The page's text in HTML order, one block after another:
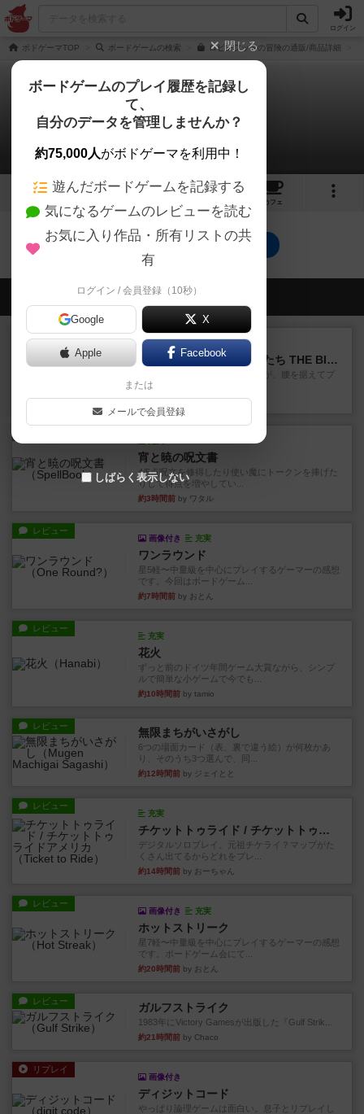
ログイン
ボドゲーマTOP ボードゲームの検索 ロビンフッドの冒険の通販/商品詳細
ロビンフッドの冒険
0件のリプレイ日記
1 3
カフェ
ロビンフッドの冒険のトップに戻る
会員の新しい投稿
レビュー
アグリコラ：牧場の動物たち THE BIG BOX
長らく積みゲーになってましたが、腰を据えてプ
レイできましたのでやってみ...
31分前by くみ
宵と暁の呪文書
4/5点呪文を修得したり使い魔にトークンを捧げた
りして得点を増やしてい...
約3時間前 by ワタル
レビュー
画像付き 充実
ワンラウンド
星5軽〜中量級を中心にプレイするゲーマーの感想
です。今回はボードゲーム...
約7時間前 by おとん
レビュー
充実
花火
ずっと前のドイツ年間ゲーム大賞ながら、シンプ
ルで簡単な小ゲームで今でも...
約10時間前 by tamio
レビュー 無限まちがいさがし
6つの場面カード（表、裏で違う絵）が何枚かあ
り、そのうち3つ選んで、同...
約12時間前 by ジェイとと
レビュー
充実
チケットトゥライド / チケットトゥライドアメリカ
デジタルソロプレイ。元祖チケライ？マップがた
くさん出てるからどれをプレ...
約14時間前 by おーちゃん
レビュー
画像付き 充実
ホットストリーク
星7軽〜中量級を中心にプレイするゲーマーの感想
です。ボードゲーム会にて...
約20時間前 by おとん
レビュー ガルフストライク
1983年にVictory Gamesが出版した『Gulf Strik...
約21時間前 by Chaco
リプレイ
画像付き
ディジットコード
やっぱり論理ゲームは面白い。息子とリプレイし
閉じる
ボードゲームのプレイ履歴を記録し
て、
自分のデータを管理しませんか？
約75,000人がボドゲーマを利用中！
遊んだボードゲームを記録する
気になるゲームのレビューを読む
お気に入り作品・所有リストの共
有
ログイン / 会員登録（10秒）
Google X
Apple Facebook
または
メールで会員登録
しばらく表示しない